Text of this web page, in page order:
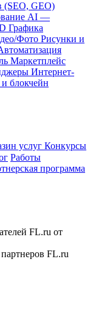
(SEO, GEO)
AI —
Графика
Фото Рисунки и
Маркетплейс
Интернет-
блокчейн
услуг Конкурсы
Работы
программа
FL.ru от
FL.ru